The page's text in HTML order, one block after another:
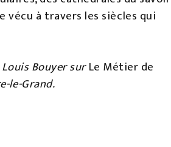
vécu à travers les siècles qui
Bouyer surLe Métier de
le-Grand.